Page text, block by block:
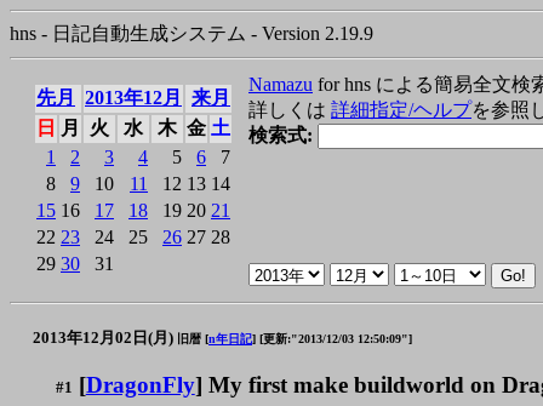
hns - 日記自動生成システム - Version 2.19.9
先月 2013年12月
来月
日
月 火 水 木 金 土
1
2 3 4 5 6
7
8
9 10 11 12 13 14
15 16 17 18 19 20 21
22 23 24 25 26 27 28
29 30 31
Namazu for hns による簡易全文検
詳しくは 詳細指定/ヘルプを参照
検索式:
2013年12月02日(月) 旧暦 [n年日記] [更新:"2013/12/03 12:50:09"]
#1 [DragonFly] My first make buildworld on